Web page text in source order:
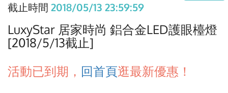
截止時間 2018/05/13 23:59:59
LuxyStar 居家時尚 鋁合金LED護眼檯燈
[2018/5/13截止]
活動已到期， 回首頁逛最新優惠！